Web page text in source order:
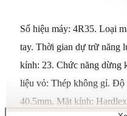
Số hiệu máy: 4R35. Loại
tay. Thời gian dự trữ năng
kính: 23. Chức năng dừng
liệu vỏ: Thép không gỉ.
40.5mm. Mặt kính: